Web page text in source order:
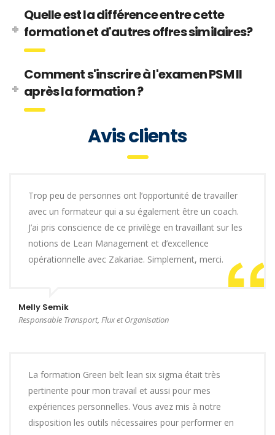
Quelle est la différence entre cette
formation et d'autres offres similaires?
Comment s'inscrire à l'examen PSM II
après la formation ?
Avis clients
Trop peu de personnes ont l’opportunité de travailler
avec un formateur qui a su également être un coach.
J’ai pris conscience de ce privilège en travaillant sur les
notions de Lean Management et d’excellence
opérationnelle avec Zakariae. Simplement, merci.
Melly Semik
Responsable Transport, Flux et Organisation
La formation Green belt lean six sigma était très
pertinente pour mon travail et aussi pour mes
expériences personnelles. Vous avez mis à notre
disposition les outils nécessaires pour performer en